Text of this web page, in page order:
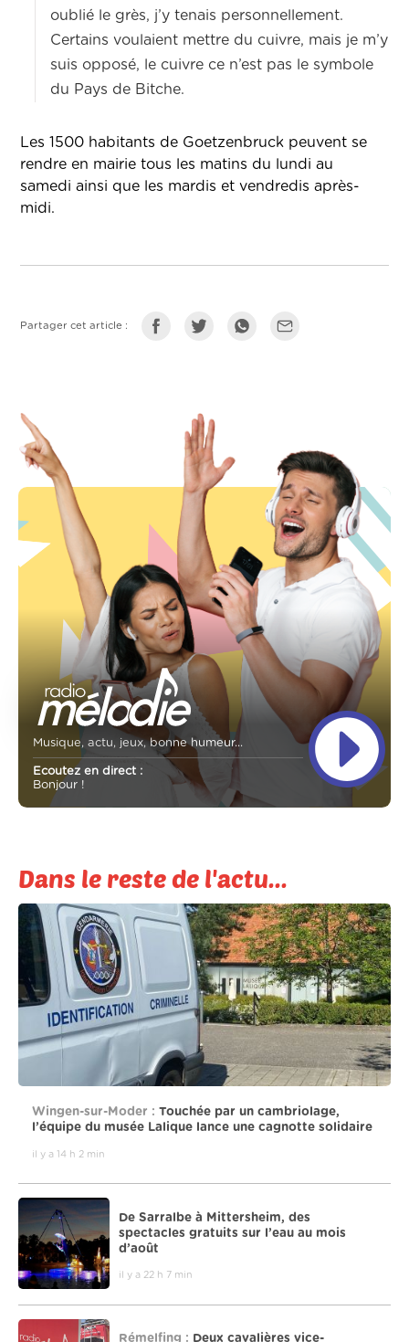
oublié le grès, j’y tenais personnellement.
Certains voulaient mettre du cuivre, mais je m’y
suis opposé, le cuivre ce n’est pas le symbole
du Pays de Bitche.
Les 1500 habitants de Goetzenbruck peuvent se
rendre en mairie tous les matins du lundi au
samedi ainsi que les mardis et vendredis après-
midi.
Partager cet article :
Musique, actu, jeux, bonne humeur...
Ecoutez en direct :
Bonjour !
Dans le reste de l'actu...
Wingen-sur-Moder : Touchée par un cambriolage,
l’équipe du musée Lalique lance une cagnotte solidaire
il y a 14 h 2 min
De Sarralbe à Mittersheim, des
spectacles gratuits sur l’eau au mois
d’août
il y a 22 h 7 min
Rémelfing : Deux cavalières vice-